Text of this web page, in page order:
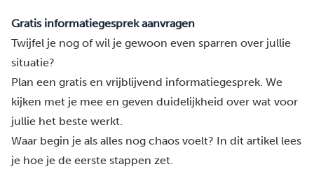
Gratis informatiegesprek aanvragen
Twijfel je nog of wil je gewoon even sparren over jullie
situatie?
Plan een gratis en vrijblijvend informatiegesprek. We
kijken met je mee en geven duidelijkheid over wat voor
jullie het beste werkt.
Waar begin je als alles nog chaos voelt? In dit artikel lees
je hoe je de eerste stappen zet.